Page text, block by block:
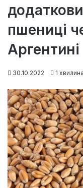
пшениці
Аргентині
30.10.2022 1